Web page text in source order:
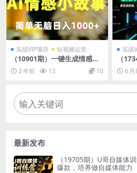
实战VIP项目 短视频运营
（10901期）一键生成情感小
众赛道 100%原创 制作简单
视频号超级赛道 日收益1000+
2 年前 13 10
实战
（
级部
方案6 月
最新发布
（19705期）U哥自媒体
爆款，培养做自媒体能力